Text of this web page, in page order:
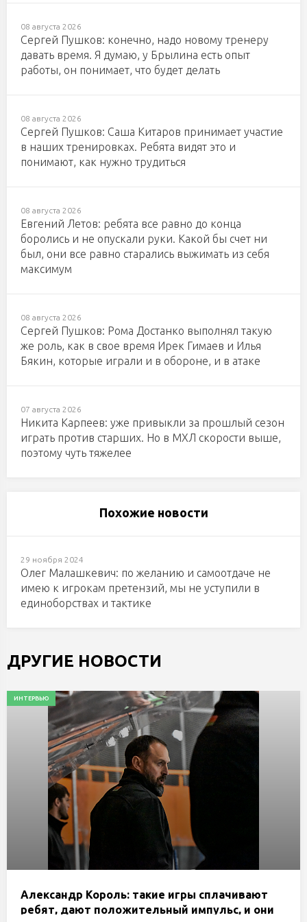
08 августа 2026
Сергей Пушков: конечно, надо новому тренеру
давать время. Я думаю, у Брылина есть опыт
работы, он понимает, что будет делать
08 августа 2026
Сергей Пушков: Саша Китаров принимает участие
в наших тренировках. Ребята видят это и
понимают, как нужно трудиться
08 августа 2026
Евгений Летов: ребята все равно до конца
боролись и не опускали руки. Какой бы счет ни
был, они все равно старались выжимать из себя
максимум
08 августа 2026
Сергей Пушков: Рома Достанко выполнял такую
же роль, как в свое время Ирек Гимаев и Илья
Бякин, которые играли и в обороне, и в атаке
07 августа 2026
Никита Карпеев: уже привыкли за прошлый сезон
играть против старших. Но в МХЛ скорости выше,
поэтому чуть тяжелее
Похожие новости
29 ноября 2024
Олег Малашкевич: по желанию и самоотдаче не
имею к игрокам претензий, мы не уступили в
единоборствах и тактике
ДРУГИЕ НОВОСТИ
ИНТЕРВЬЮ
Александр Король: такие игры сплачивают
ребят, дают положительный импульс, и они